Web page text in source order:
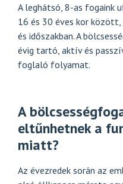
A leghátsó, 8-as fogaink
16 és 30 éves kor
és időszakban. A
évig tartó, aktív és
foglaló folyamat.
A
eltűnhetnek a
miatt?
Az évezredek során az